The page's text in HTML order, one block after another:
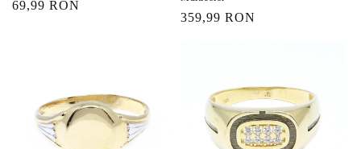
Preț
69,99 RON
Preț
359,99 RON